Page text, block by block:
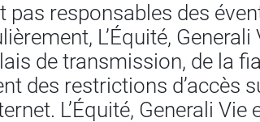
pas responsables des
L’Équité, Generali
de transmission, de la
des restrictions d’accès
L’Équité, Generali Vie